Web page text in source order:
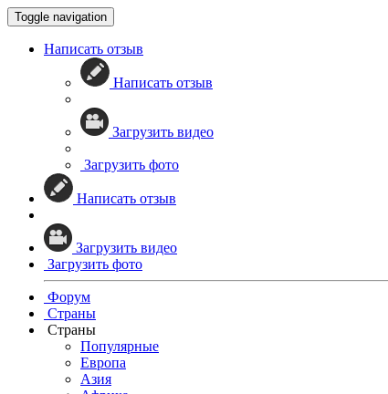
Toggle navigation
Написать отзыв
Написать отзыв
Загрузить видео
Загрузить фото
Написать отзыв
Загрузить видео
Загрузить фото
Форум
Страны
Страны
Популярные
Европа
Азия